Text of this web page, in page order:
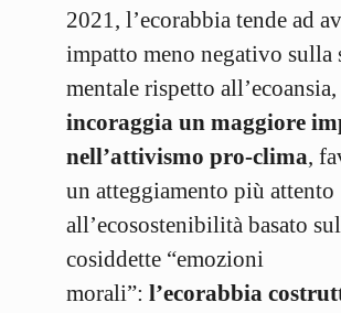
2021, l’ecorabbia tende ad
impatto meno negativo sulla
mentale rispetto
incoraggia un maggiore
nell’attivismo pro-clima,
un atteggiamento più attento
all’ecosostenibilità basato
cosiddette “emozioni
morali”: l’ecorabbia